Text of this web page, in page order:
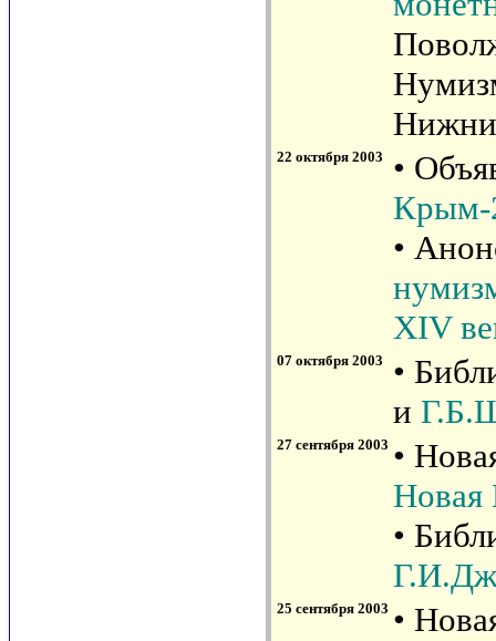
22 октября 2003
•
Крым-
•
XIV
07 октября 2003
•
и
27 сентября 2003 •
Новая
•
25 сентября 2003 •